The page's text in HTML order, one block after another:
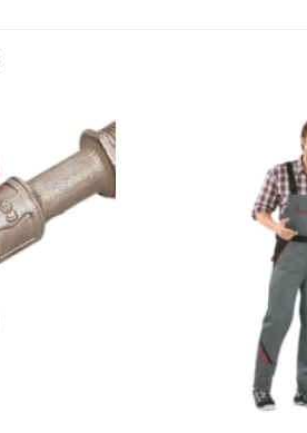
Zu den
Favoriten
hinzufügen